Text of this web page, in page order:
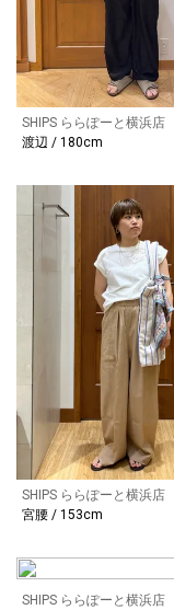
SHIPS ららぽーと横浜店
渡辺 / 180cm
SHIPS ららぽーと横浜店
宮腰 / 153cm
SHIPS ららぽーと横浜店